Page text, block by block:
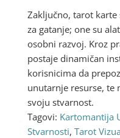
Zaključno, tarot
za gatanje; one su
osobni razvoj. Kroz
postaje dinamičan
korisnicima da
unutarnje resurse, te
svoju stvarnost.
Tagovi: Kartomantija
Stvarnosti, Tarot